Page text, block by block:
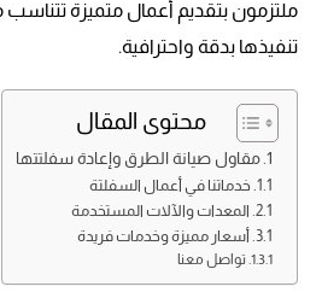
ملتزمون بتقديم أعمال متميزة
تنفيذها بدقة واحترافية.
محتوى المقال
مقاول صيانة الطرق وإعادة سفلتتها
خدماتنا في أعمال السفلتة
المعدات والآلات المستخدمة
أسعار مميزة وخدمات فريدة
تواصل معنا